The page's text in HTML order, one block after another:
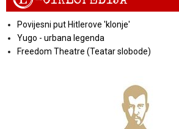
Povijesni put Hitlerove 'klonje'
Yugo - urbana legenda
Freedom Theatre (Teatar slobode)